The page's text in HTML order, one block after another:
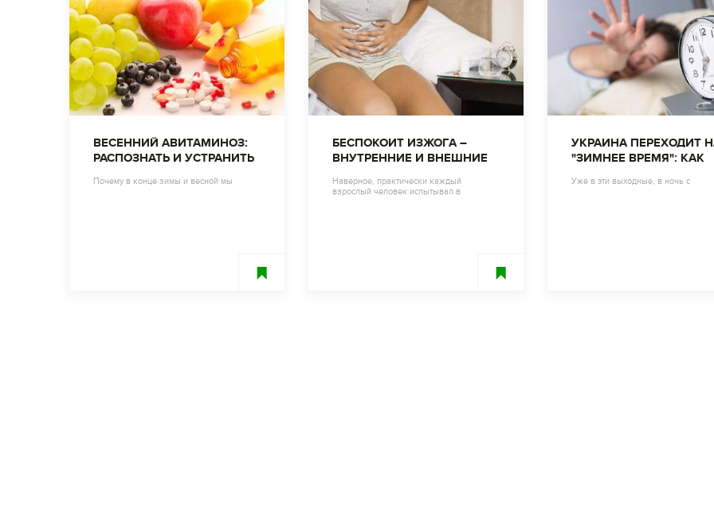
ВЕСЕННИЙ АВИТАМИНОЗ:
РАСПОЗНАТЬ И УСТРАНИТЬ
Почему в конце зимы и весной мы
БЕСПОКОИТ ИЗЖОГА –
ВНУТРЕННИЕ И ВНЕШНИЕ
Наверное, практически каждый
взрослый человек испытывал в
УКРАИНА ПЕРЕХОДИТ
"ЗИМНЕЕ ВРЕМЯ": КАК
Уже в эти выходные, в ночь с